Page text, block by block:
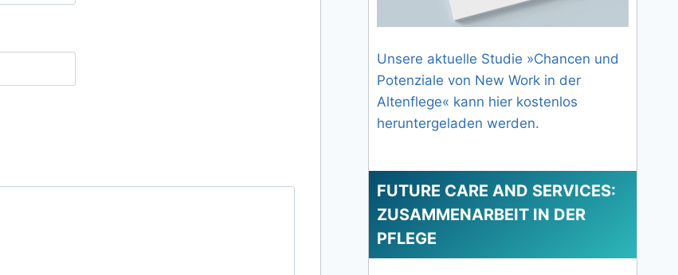
Unsere aktuelle Studie »Chancen und
Potenziale von New Work in der
Altenflege« kann hier kostenlos
heruntergeladen werden.
FUTURE CARE AND SERVICES:
ZUSAMMENARBEIT IN DER
PFLEGE